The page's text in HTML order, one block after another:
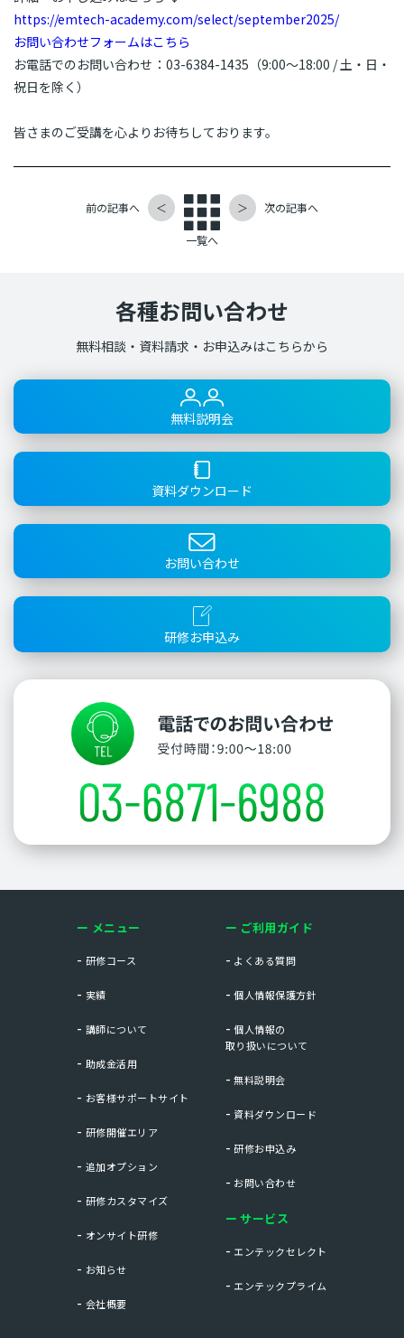
https://emtech-academy.com/select/september2025/
お問い合わせフォームはこちら
お電話でのお問い合わせ：03-6384-1435（9:00～18:00 / 土・日・
祝日を除く）
皆さまのご受講を心よりお待ちしております。
前の記事へ ＜
一覧へ
＞ 次の記事へ
各種お問い合わせ
無料相談・資料請求・お申込みはこちらから
無料説明会
資料ダウンロード
お問い合わせ
研修お申込み
メニュー
研修コース
実績
講師について
助成金活用
お客様サポートサイト
研修開催エリア
追加オプション
研修カスタマイズ
オンサイト研修
お知らせ
会社概要
ご利用ガイド
よくある質問
個人情報保護方針
個人情報の
取り扱いについて
無料説明会
資料ダウンロード
研修お申込み
お問い合わせ
サービス
エンテックセレクト
エンテックプライム